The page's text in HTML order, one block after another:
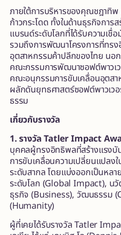
ภายใต้การบริหารของคุณชฎาทิพ
ก้าวกระโดด ทั้งในด้านธุรกิจการ
แบรนด์ระดับโลกที่ได้รับความเชื่
รวมถึงการพัฒนาโครงการที่ทร
อุตสาหกรรมค้าปลีกของไทย นอ
คณะกรรมการพัฒนาซอฟต์พาวเ
คณะอนุกรรมการขับเคลื่อนอุตส
ผลักดันยุทธศาสตร์ซอฟต์พาวเวอ
ธรรม
เกี่ยวกับรางวัล
1. รางวัลTatler Impact
บุคคลผู้ทรงอิทธิพลที่สร้างแรงบั
การขับเคลื่อนความเปลี่ยนแปลงใ
ระดับสากล โดยแบ่งออกเป็นหลา
ระดับโลก (Global Impact), น
ธุรกิจ (Business), วัฒนธรรม (
(Humanity)
ผู้ที่เคยได้รับรางวัล Tatler